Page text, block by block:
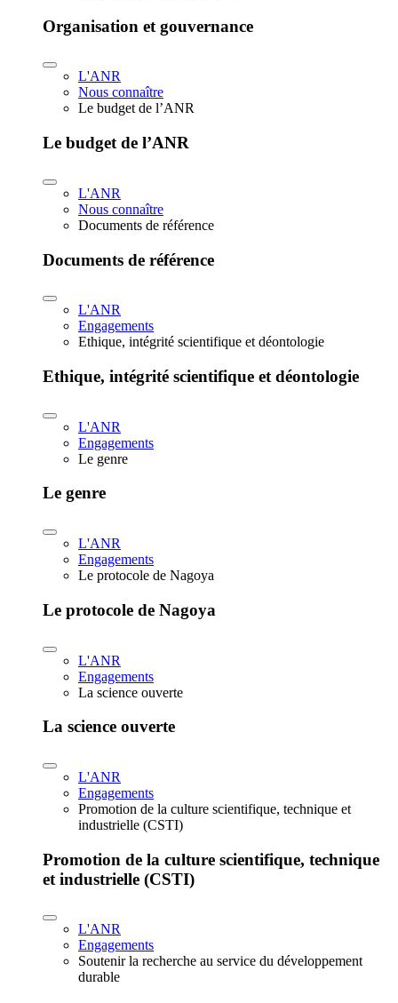
Organisation et gouvernance
L'ANR
Nous connaître
Le budget de l’ANR
Le budget de l’ANR
L'ANR
Nous connaître
Documents de référence
Documents de référence
L'ANR
Engagements
Ethique, intégrité scientifique et déontologie
Ethique, intégrité scientifique et déontologie
L'ANR
Engagements
Le genre
Le genre
L'ANR
Engagements
Le protocole de Nagoya
Le protocole de Nagoya
L'ANR
Engagements
La science ouverte
La science ouverte
L'ANR
Engagements
Promotion de la culture scientifique, technique et
industrielle (CSTI)
Promotion de la culture scientifique, technique
et industrielle (CSTI)
L'ANR
Engagements
Soutenir la recherche au service du développement
durable